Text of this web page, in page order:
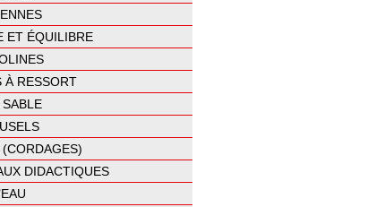
ET ÉQUILIBRE
À RESSORT
SABLE
DIDACTIQUES